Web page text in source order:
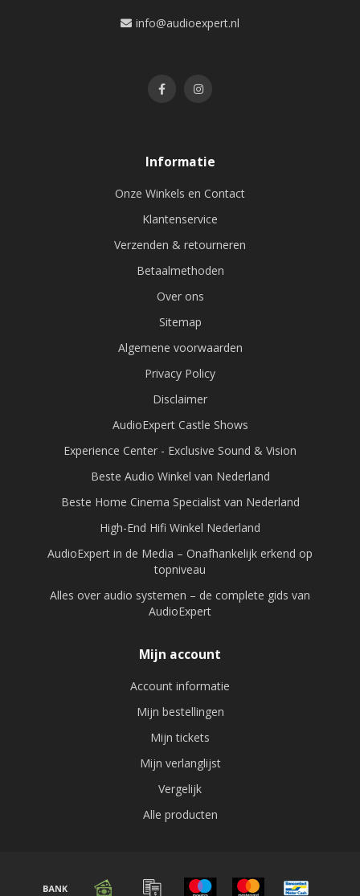
info@audioexpert.nl
Informatie
Onze Winkels en Contact
Klantenservice
Verzenden & retourneren
Betaalmethoden
Over ons
Sitemap
Algemene voorwaarden
Privacy Policy
Disclaimer
AudioExpert Castle Shows
Experience Center - Exclusive Sound & Vision
Beste Audio Winkel van Nederland
Beste Home Cinema Specialist van Nederland
High-End Hifi Winkel Nederland
AudioExpert in de Media – Onafhankelijk erkend op
topniveau
Alles over audio systemen – de complete gids van
AudioExpert
Mijn account
Account informatie
Mijn bestellingen
Mijn tickets
Mijn verlanglijst
Vergelijk
Alle producten